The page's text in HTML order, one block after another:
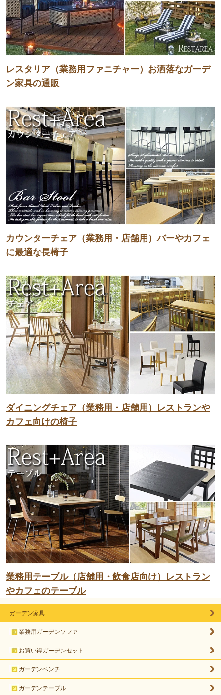
レスタリア（業務用ファニチャー）お洒落なガーデ
ン家具の通販
カウンターチェア（業務用・店舗用）バーやカフェ
に最適な長椅子
ダイニングチェア（業務用・店舗用）レストランや
カフェ向けの椅子
業務用テーブル（店舗用・飲食店向け）レストラン
やカフェのテーブル
ガーデン家具
業務用ガーデンソファ
お買い得ガーデンセット
ガーデンベンチ
ガーデンテーブル